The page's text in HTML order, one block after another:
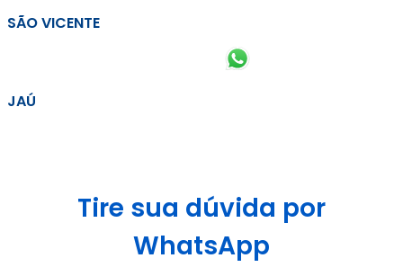
SÃO VICENTE
JAÚ
Tire sua dúvida por
WhatsApp